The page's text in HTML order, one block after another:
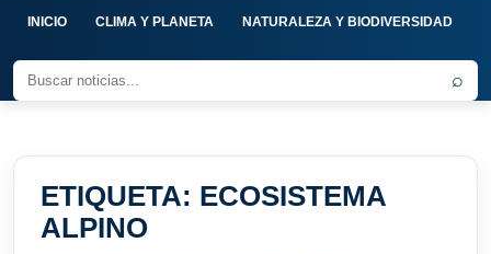
INICIO CLIMA Y PLANETA NATURALEZA Y BIODIVERSIDAD
⌕
ETIQUETA: ECOSISTEMA
ALPINO